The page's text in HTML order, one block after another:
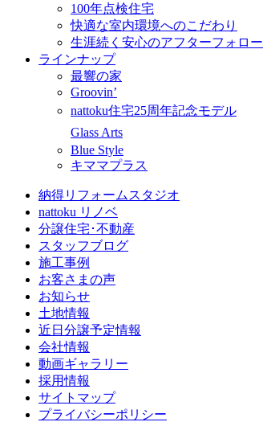
100年点検住宅
快適な室内環境へのこだわり
生涯続く安心のアフターフォロー
ラインナップ
最響の家
Groovin’
nattoku住宅25周年記念モデル
Glass Arts
Blue Style
キママプラス
納得リフォームスタジオ
nattoku リノベ
分譲住宅･不動産
スタッフブログ
施工事例
お客さまの声
お知らせ
土地情報
近日分譲予定情報
会社情報
動画ギャラリー
採用情報
サイトマップ
プライバシーポリシー